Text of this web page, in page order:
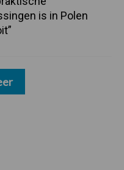
is in Polen